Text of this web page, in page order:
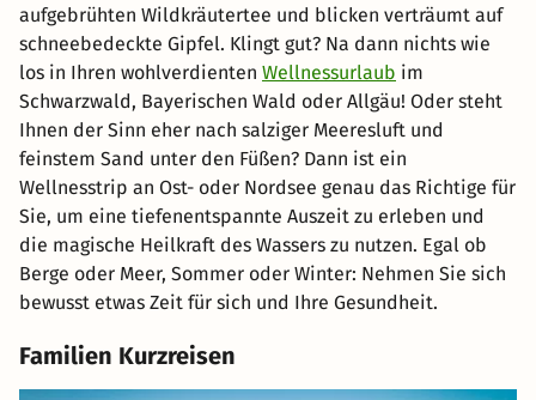
aufgebrühten Wildkräutertee und blicken verträumt auf
schneebedeckte Gipfel. Klingt gut? Na dann nichts wie
los in Ihren wohlverdienten Wellnessurlaub im
Schwarzwald, Bayerischen Wald oder Allgäu! Oder steht
Ihnen der Sinn eher nach salziger Meeresluft und
feinstem Sand unter den Füßen? Dann ist ein
Wellnesstrip an Ost- oder Nordsee genau das Richtige für
Sie, um eine tiefenentspannte Auszeit zu erleben und
die magische Heilkraft des Wassers zu nutzen. Egal ob
Berge oder Meer, Sommer oder Winter: Nehmen Sie sich
bewusst etwas Zeit für sich und Ihre Gesundheit.
Familien Kurzreisen